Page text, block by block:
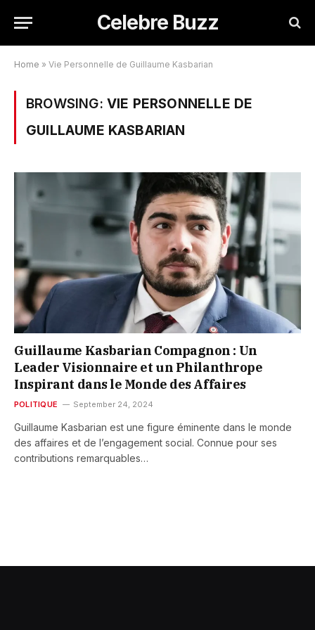
Celebre Buzz
Home » Vie Personnelle de Guillaume Kasbarian
BROWSING: VIE PERSONNELLE DE
GUILLAUME KASBARIAN
Guillaume Kasbarian Compagnon : Un
Leader Visionnaire et un Philanthrope
Inspirant dans le Monde des Affaires
POLITIQUE September 24, 2024
Guillaume Kasbarian est une figure éminente dans le monde
des affaires et de l’engagement social. Connue pour ses
contributions remarquables…